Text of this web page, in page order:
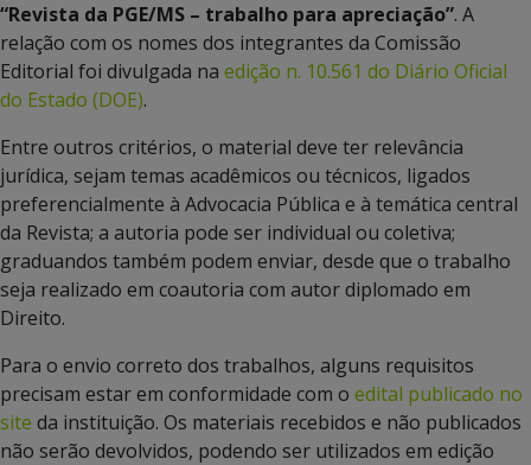
“Revista da PGE/MS – trabalho para apreciação”. A
relação com os nomes dos integrantes da Comissão
Editorial foi divulgada na edição n. 10.561 do Diário Oficial
do Estado (DOE).
Entre outros critérios, o material deve ter relevância
jurídica, sejam temas acadêmicos ou técnicos, ligados
preferencialmente à Advocacia Pública e à temática central
da Revista; a autoria pode ser individual ou coletiva;
graduandos também podem enviar, desde que o trabalho
seja realizado em coautoria com autor diplomado em
Direito.
Para o envio correto dos trabalhos, alguns requisitos
precisam estar em conformidade com o edital publicado no
site da instituição. Os materiais recebidos e não publicados
não serão devolvidos, podendo ser utilizados em edição